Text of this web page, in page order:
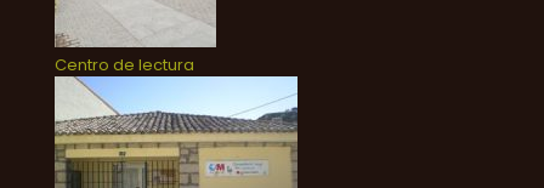
Centro de lectura